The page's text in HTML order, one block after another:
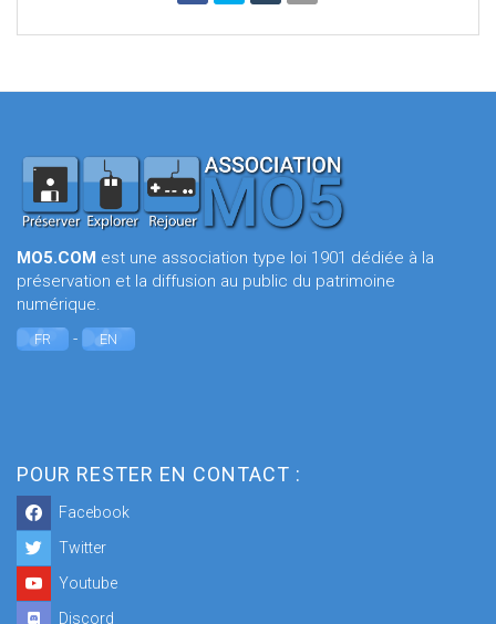
MO5.COM est une association type loi 1901 dédiée à la
préservation et la diffusion au public du patrimoine
numérique.
FR - EN
POUR RESTER EN CONTACT :
Facebook
Twitter
Youtube
Discord